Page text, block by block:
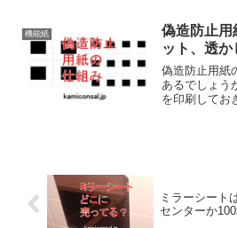
塗布するとい
は不燃紙の代
機能紙
偽造防止用
ット、透か
偽造防止用紙
あるでしょう
を印刷してお
ミラーシート
センターか100